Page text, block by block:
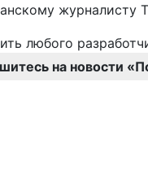
журналисту
на новости